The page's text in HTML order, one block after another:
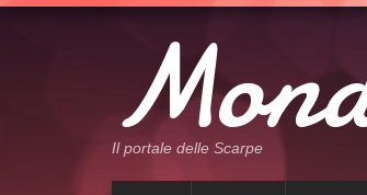
Il portale delle Scarpe